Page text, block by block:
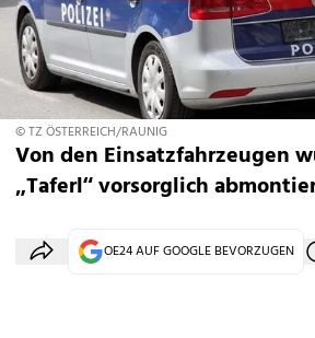
© TZ ÖSTERREICH/RAUNIG
Von den Einsatzfahrzeugen
„Taferl“ vorsorglich
OE24 AUF GOOGLE BEVORZUGEN